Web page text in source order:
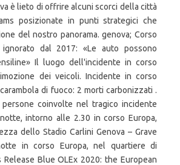
è lieto di offrire alcuni scorci della città
posizionate in punti strategici che
del nostro panorama. genova; Corso
ignorato dal 2017: «Le auto possono
Il luogo dell'incidente in corso
dei veicoli. Incidente in corso
di fuoco: 2 morti carbonizzati .
coinvolte nel tragico incidente
intorno alle 2.30 in corso Europa,
dello Stadio Carlini Genova – Grave
in corso Europa, nel quartiere di
Blue OLEx 2020: the European